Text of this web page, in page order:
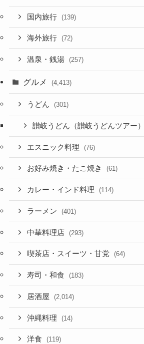
国内旅行 (139)
海外旅行 (72)
温泉・銭湯 (257)
グルメ (4,413)
うどん (301)
讃岐うどん（讃岐うどんツアー）
エスニック料理 (76)
お好み焼き・たこ焼き (61)
カレー・インド料理 (114)
ラーメン (401)
中華料理店 (293)
喫茶店・スイーツ・甘党 (64)
寿司・和食 (183)
居酒屋 (2,014)
沖縄料理 (14)
洋食 (119)